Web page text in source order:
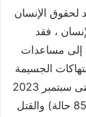
الإنسان
، فقد
11 مليون طفل إلى مساعدات
حالة من الانتهاكات الجسيمة
لحقوق الإنسان ضد الأطفال منذ يناير وحتى سبتمبر 2023
، حيث شملت الانتهاكات تجنيد الأطفال (85 حالة) والقتل